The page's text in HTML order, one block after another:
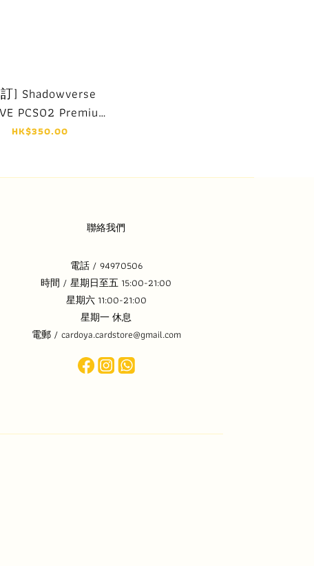
] Shadowverse
PCS02 Premium
Card Set Summer
HK$350.00
聯絡我們
電話 / 94970506
時間 / 星期日至五 15:00-21:00
星期六 11:00-21:00
星期一 休息
電郵 / cardoya.cardstore@gmail.com